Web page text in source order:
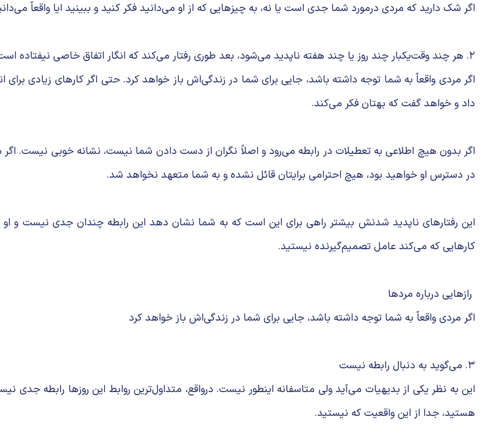
اگر شک دارید که مردی درمورد شما جدی است یا نه، به چیزهایی که از او می‌دانید فکر کنید و ببینید ایا واقعاً
۲. هر چند وقت‌یکبار چند روز یا چند هفته ناپدید می‌شود، بعد طوری رفتار می‌کند که انگار اتفاق خاصی نیفتاده است
اگر مردی واقعاً به شما توجه داشته باشد، جایی برای شما در زندگی‌اش باز خواهد کرد. حتی اگر کارهای زیادی
داد و خواهد گفت که بهتان فکر می‌کند.
اگر بدون هیچ اطلاعی به تعطیلات در رابطه می‌رود و اصلاً نگران از دست دادن شما نیست، نشانه خوبی نیست.
در دسترس او خواهید بود، هیچ احترامی برایتان قائل نشده و به شما متعهد نخواهد شد.
این رفتارهای ناپدید شدنش بیشتر راهی برای این است که به شما نشان دهد این رابطه چندان جدی نیست و
کارهایی که می‌کند عامل تصمیم‌گیرنده نیستید.
رازهایی درباره مردها
اگر مردی واقعاً به شما توجه داشته باشد، جایی برای شما در زندگی‌اش باز خواهد کرد‎
۳. می‌گوید به دنبال رابطه نیست
این به نظر یکی از بدیهیات می‌آید ولی متاسفانه اینطور نیست. درواقع، متداول‌ترین روابط این روزها رابطه
هستید، جدا از این واقعیت که نیستید.